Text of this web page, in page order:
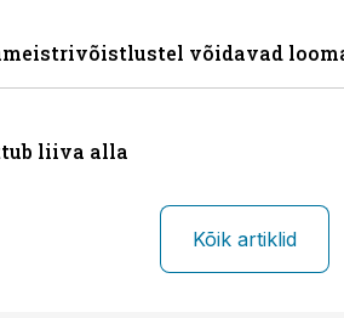
võidavad
liiva alla
Kõik artiklid